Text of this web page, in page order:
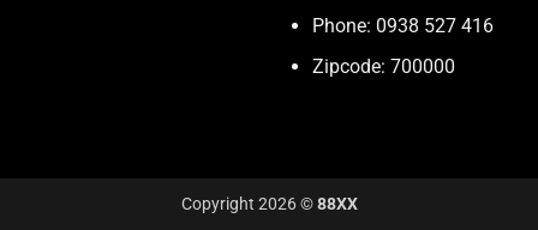
Phone: 0938 527 416
Zipcode: 700000
Copyright 2026 ©88XX